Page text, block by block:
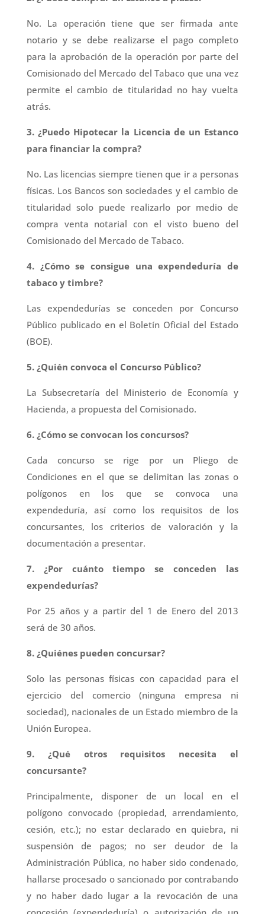
No. La operación tiene que ser firmada ante
notario y se debe realizarse el pago completo
para la aprobación de la operación por parte del
Comisionado del Mercado del Tabaco que una vez
permite el cambio de titularidad no hay vuelta
atrás.
3. ¿Puedo Hipotecar la Licencia de un Estanco
para financiar la compra?
No. Las licencias siempre tienen que ir a personas
físicas. Los Bancos son sociedades y el cambio de
titularidad solo puede realizarlo por medio de
compra venta notarial con el visto bueno del
Comisionado del Mercado de Tabaco.
4. ¿Cómo se consigue una expendeduría de
tabaco y timbre?
Las expendedurías se conceden por Concurso
Público publicado en el Boletín Oficial del Estado
(BOE).
5. ¿Quién convoca el Concurso Público?
La Subsecretaría del Ministerio de Economía y
Hacienda, a propuesta del Comisionado.
6. ¿Cómo se convocan los concursos?
Cada concurso se rige por un Pliego de
Condiciones en el que se delimitan las zonas o
polígonos en los que se convoca una
expendeduría, así como los requisitos de los
concursantes, los criterios de valoración y la
documentación a presentar.
7. ¿Por cuánto tiempo se conceden las
expendedurías?
Por 25 años y a partir del 1 de Enero del 2013
será de 30 años.
8. ¿Quiénes pueden concursar?
Solo las personas físicas con capacidad para el
ejercicio del comercio (ninguna empresa ni
sociedad), nacionales de un Estado miembro de la
Unión Europea.
9. ¿Qué otros requisitos necesita el
concursante?
Principalmente, disponer de un local en el
polígono convocado (propiedad, arrendamiento,
cesión, etc.); no estar declarado en quiebra, ni
suspensión de pagos; no ser deudor de la
Administración Pública, no haber sido condenado,
hallarse procesado o sancionado por contrabando
y no haber dado lugar a la revocación de una